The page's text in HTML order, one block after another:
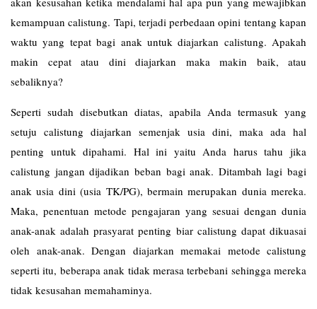
kemampuan calistung. Tapi, terjadi perbedaan opini tentang kapan
waktu yang tepat bagi anak untuk diajarkan calistung. Apakah
makin cepat atau dini diajarkan maka makin baik, atau
sebaliknya?
Seperti sudah disebutkan diatas, apabila Anda termasuk yang
setuju calistung diajarkan semenjak usia dini, maka ada hal
penting untuk dipahami. Hal ini yaitu Anda harus tahu jika
calistung jangan dijadikan beban bagi anak. Ditambah lagi bagi
anak usia dini (usia TK/PG), bermain merupakan dunia mereka.
Maka, penentuan metode pengajaran yang sesuai dengan dunia
anak-anak adalah prasyarat penting biar calistung dapat dikuasai
oleh anak-anak. Dengan diajarkan memakai metode calistung
seperti itu, beberapa anak tidak merasa terbebani sehingga mereka
tidak kesusahan memahaminya.